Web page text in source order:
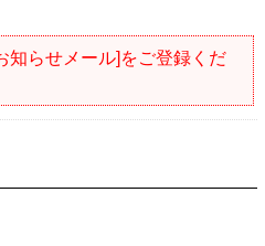
知らせメール]をご登録くだ